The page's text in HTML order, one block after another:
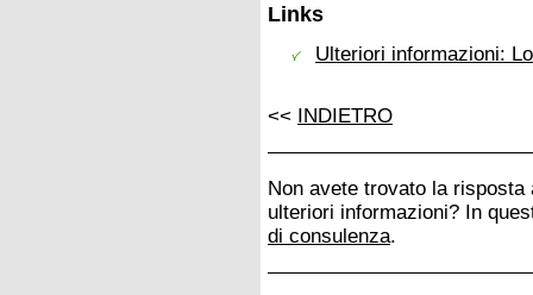
Links
Ulteriori informazioni:
<< INDIETRO
Non avete trovato la risposta
ulteriori informazioni? In
di consulenza.